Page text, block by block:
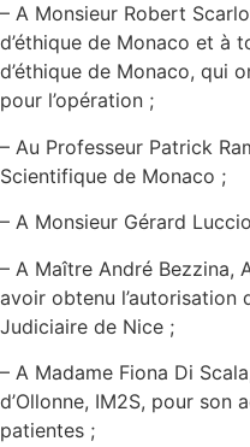
– A Monsieur Robert
d’éthique de Monaco et à
d’éthique de Monaco, qui
pour l’opération ;
– Au Professeur Patrick
Scientifique de Monaco ;
– A Monsieur Gérard
– A Maître André Bezzina,
avoir obtenu l’autorisation
Judiciaire de Nice ;
– A Madame Fiona Di
d’Ollonne, IM2S, pour son
patientes ;